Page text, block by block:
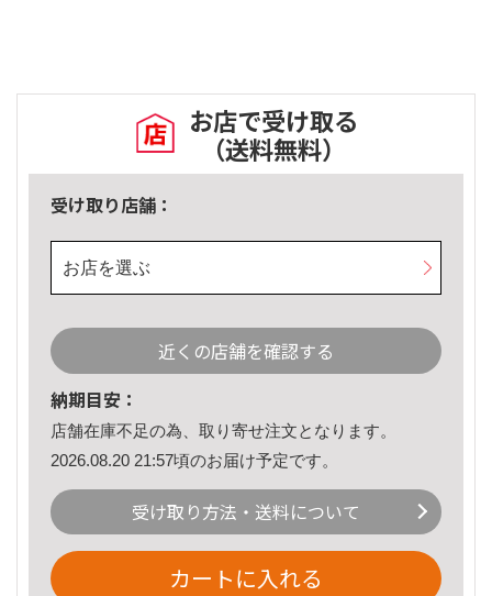
お店で受け取る
（送料無料）
受け取り店舗：
お店を選ぶ
近くの店舗を確認する
納期目安：
店舗在庫不足の為、取り寄せ注文となります。
2026.08.20 21:57頃のお届け予定です。
受け取り方法・送料について
カートに入れる